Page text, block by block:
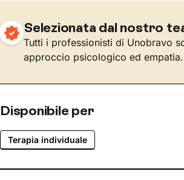
Selezionata dal nostro
Tutti i professionisti di Unobravo
approccio psicologico ed empatia.
Disponibile per
Terapia individuale